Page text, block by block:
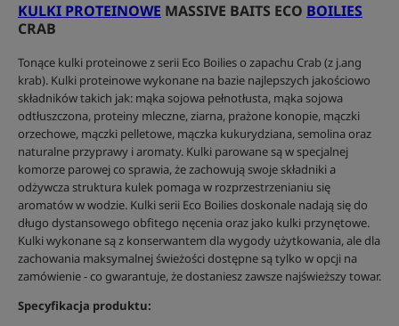
KULKI PROTEINOWE MASSIVE BAITS ECO BOILIES
CRAB
Tonące kulki proteinowe z serii Eco Boilies o zapachu Crab (z j.ang
krab). Kulki proteinowe wykonane na bazie najlepszych jakościowo
składników takich jak: mąka sojowa pełnotłusta, mąka sojowa
odtłuszczona, proteiny mleczne, ziarna, prażone konopie, mączki
orzechowe, mączki pelletowe, mączka kukurydziana, semolina oraz
naturalne przyprawy i aromaty. Kulki parowane są w specjalnej
komorze parowej co sprawia, że zachowują swoje składniki a
odżywcza struktura kulek pomaga w rozprzestrzenianiu się
aromatów w wodzie. Kulki serii Eco Boilies doskonale nadają się do
długo dystansowego obfitego nęcenia oraz jako kulki przynętowe.
Kulki wykonane są z konserwantem dla wygody użytkowania, ale dla
zachowania maksymalnej świeżości dostępne są tylko w opcji na
zamówienie - co gwarantuje, że dostaniesz zawsze najświeższy towar.
Specyfikacja produktu: